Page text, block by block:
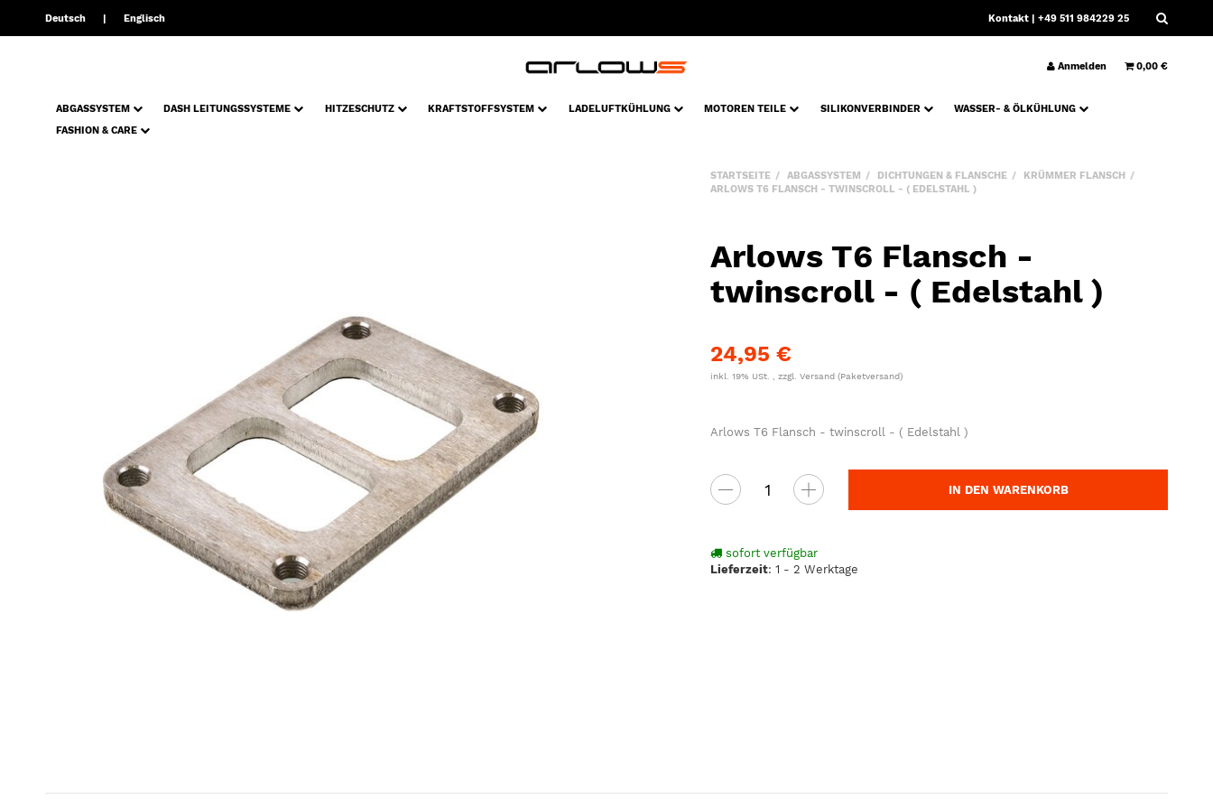
Deutsch Englisch Kontakt | +49 511 984229 25
Anmelden 0,00 €
ABGASSYSTEM DASH LEITUNGSSYSTEME HITZESCHUTZ KRAFTSTOFFSYSTEM LADELUFTKÜHLUNG MOTOREN TEILE SILIKONVERBINDER
WASSER- & ÖLKÜHLUNG
FASHION & CARE
STARTSEITE ABGASSYSTEM DICHTUNGEN & FLANSCHE
KRÜMMER FLANSCH
ARLOWS T6 FLANSCH - TWINSCROLL - ( EDELSTAHL )
Arlows T6 Flansch -
twinscroll - ( Edelstahl )
24,95 €
inkl. 19% USt. , zzgl.Versand(Paketversand)
Arlows T6 Flansch - twinscroll - ( Edelstahl )
IN DEN WARENKORB
sofort verfügbar
Lieferzeit:1 - 2 Werktage